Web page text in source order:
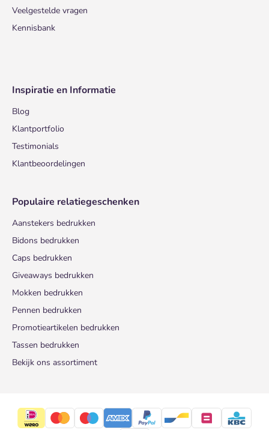
Veelgestelde vragen
Kennisbank
Inspiratie en Informatie
Blog
Klantportfolio
Testimonials
Klantbeoordelingen
Populaire relatiegeschenken
Aanstekers bedrukken
Bidons bedrukken
Caps bedrukken
Giveaways bedrukken
Mokken bedrukken
Pennen bedrukken
Promotieartikelen bedrukken
Tassen bedrukken
Bekijk ons assortiment